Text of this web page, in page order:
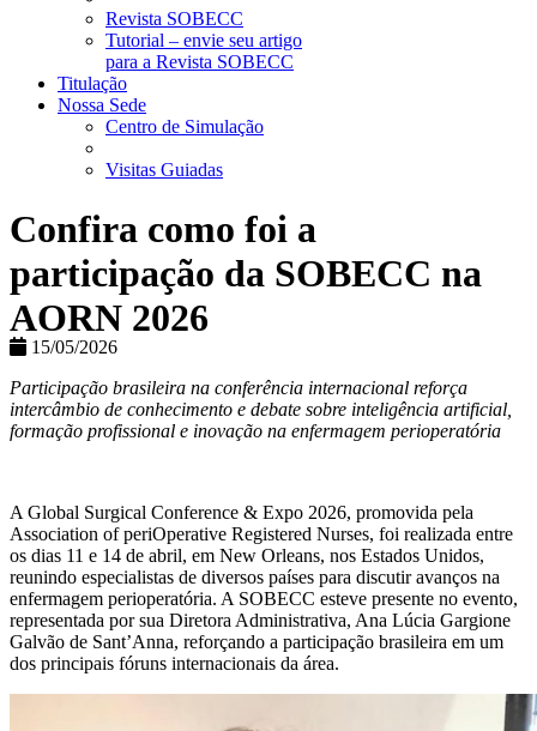
Revista SOBECC
Tutorial – envie seu artigo
para a Revista SOBECC
Titulação
Nossa Sede
Centro de Simulação
Visitas Guiadas
Confira como foi a
participação da SOBECC na
AORN 2026
15/05/2026
Participação brasileira na conferência internacional reforça
intercâmbio de conhecimento e debate sobre inteligência artificial,
formação profissional e inovação na enfermagem perioperatória
A Global Surgical Conference & Expo 2026, promovida pela
Association of periOperative Registered Nurses, foi realizada entre
os dias 11 e 14 de abril, em New Orleans, nos Estados Unidos,
reunindo especialistas de diversos países para discutir avanços na
enfermagem perioperatória. A SOBECC esteve presente no evento,
representada por sua Diretora Administrativa, Ana Lúcia Gargione
Galvão de Sant’Anna, reforçando a participação brasileira em um
dos principais fóruns internacionais da área.